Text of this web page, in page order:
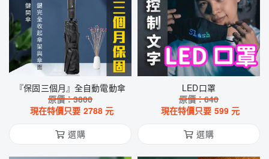
『保固三個月』全自動電動傘
原價：3800
現在特價只要 2788 元
選購
LED口罩
原價：640
現在特價只要 599 元
選購